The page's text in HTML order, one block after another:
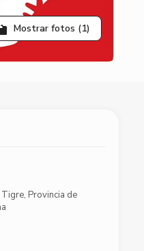
Mostrar fotos (1)
Tigre, Provincia de